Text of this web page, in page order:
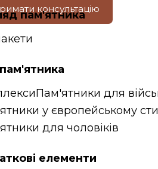
консультацію
пам'ятника
Пам'ятники для
у європейському
для чоловіків
елементи